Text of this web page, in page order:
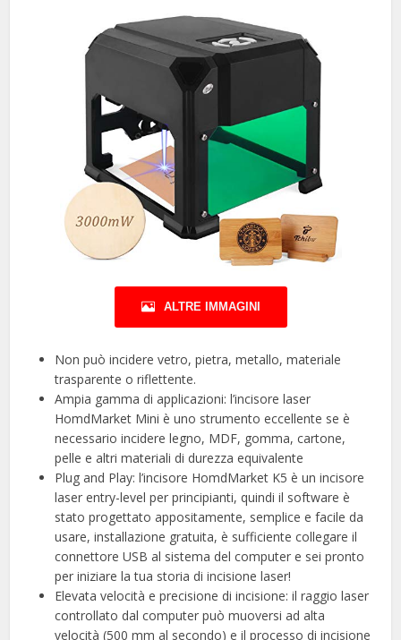
ALTRE IMMAGINI
Non può incidere vetro, pietra, metallo, materiale
trasparente o riflettente.
Ampia gamma di applicazioni: l’incisore laser
HomdMarket Mini è uno strumento eccellente se è
necessario incidere legno, MDF, gomma, cartone,
pelle e altri materiali di durezza equivalente
Plug and Play: l’incisore HomdMarket K5 è un incisore
laser entry-level per principianti, quindi il software è
stato progettato appositamente, semplice e facile da
usare, installazione gratuita, è sufficiente collegare il
connettore USB al sistema del computer e sei pronto
per iniziare la tua storia di incisione laser!
Elevata velocità e precisione di incisione: il raggio laser
controllato dal computer può muoversi ad alta
velocità (500 mm al secondo) e il processo di incisione